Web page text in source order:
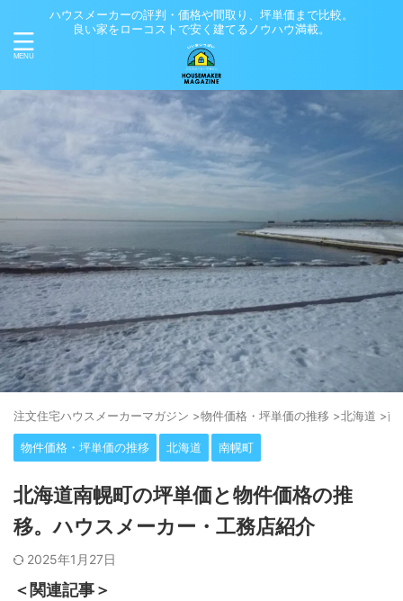
ハウスメーカーの評判・価格や間取り、坪単価まで比較。
良い家をローコストで安く建てるノウハウ満載。
注⽂住宅ハウスメーカーマガジン >物件価格・坪単価の推移 >北海道 >南
物件価格・坪単価の推移 北海道 南幌町
北海道南幌町の坪単価と物件価格の推
移。ハウスメーカー・工務店紹介
2025年1月27日
＜関連記事＞